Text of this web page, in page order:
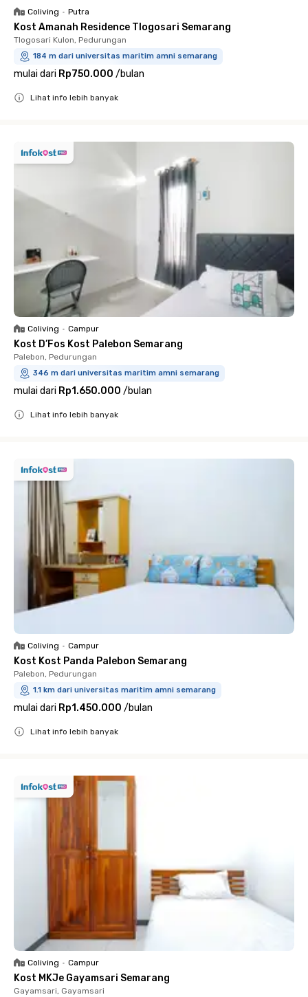
Coliving • Putra
Kost Amanah Residence Tlogosari Semarang
Tlogosari Kulon, Pedurungan
184 m dari universitas maritim amni semarang
mulai dari Rp750.000 /bulan
Lihat info lebih banyak
Coliving • Campur
Kost D’Fos Kost Palebon Semarang
Palebon, Pedurungan
346 m dari universitas maritim amni semarang
mulai dari Rp1.650.000 /bulan
Lihat info lebih banyak
Coliving • Campur
Kost Kost Panda Palebon Semarang
Palebon, Pedurungan
1.1 km dari universitas maritim amni semarang
mulai dari Rp1.450.000 /bulan
Lihat info lebih banyak
Coliving • Campur
Kost MKJe Gayamsari Semarang
Gayamsari, Gayamsari